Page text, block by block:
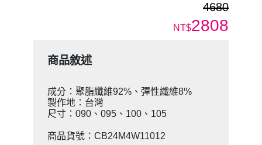
4680
NT$2808
商品敘述
成分：聚脂纖維92%、彈性纖維8%
製作地：台灣
尺寸：090、095、100、105
商品貨號：CB24M4W11012